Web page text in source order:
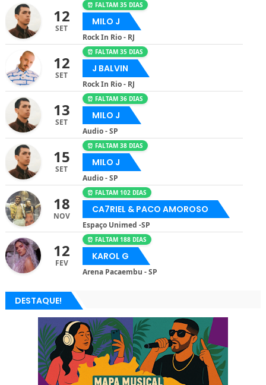
12
SET
⏰ FALTAM 35 DIAS
MILO J
Rock In Rio - RJ
12
SET
⏰ FALTAM 35 DIAS
J BALVIN
Rock In Rio - RJ
13
SET
⏰ FALTAM 36 DIAS
MILO J
Audio - SP
15
SET
⏰ FALTAM 38 DIAS
MILO J
Audio - SP
18
NOV
⏰ FALTAM 102 DIAS
CA7RIEL & PACO AMOROSO
Espaço Unimed -SP
12
FEV
⏰ FALTAM 188 DIAS
KAROL G
Arena Pacaembu - SP
DESTAQUE!